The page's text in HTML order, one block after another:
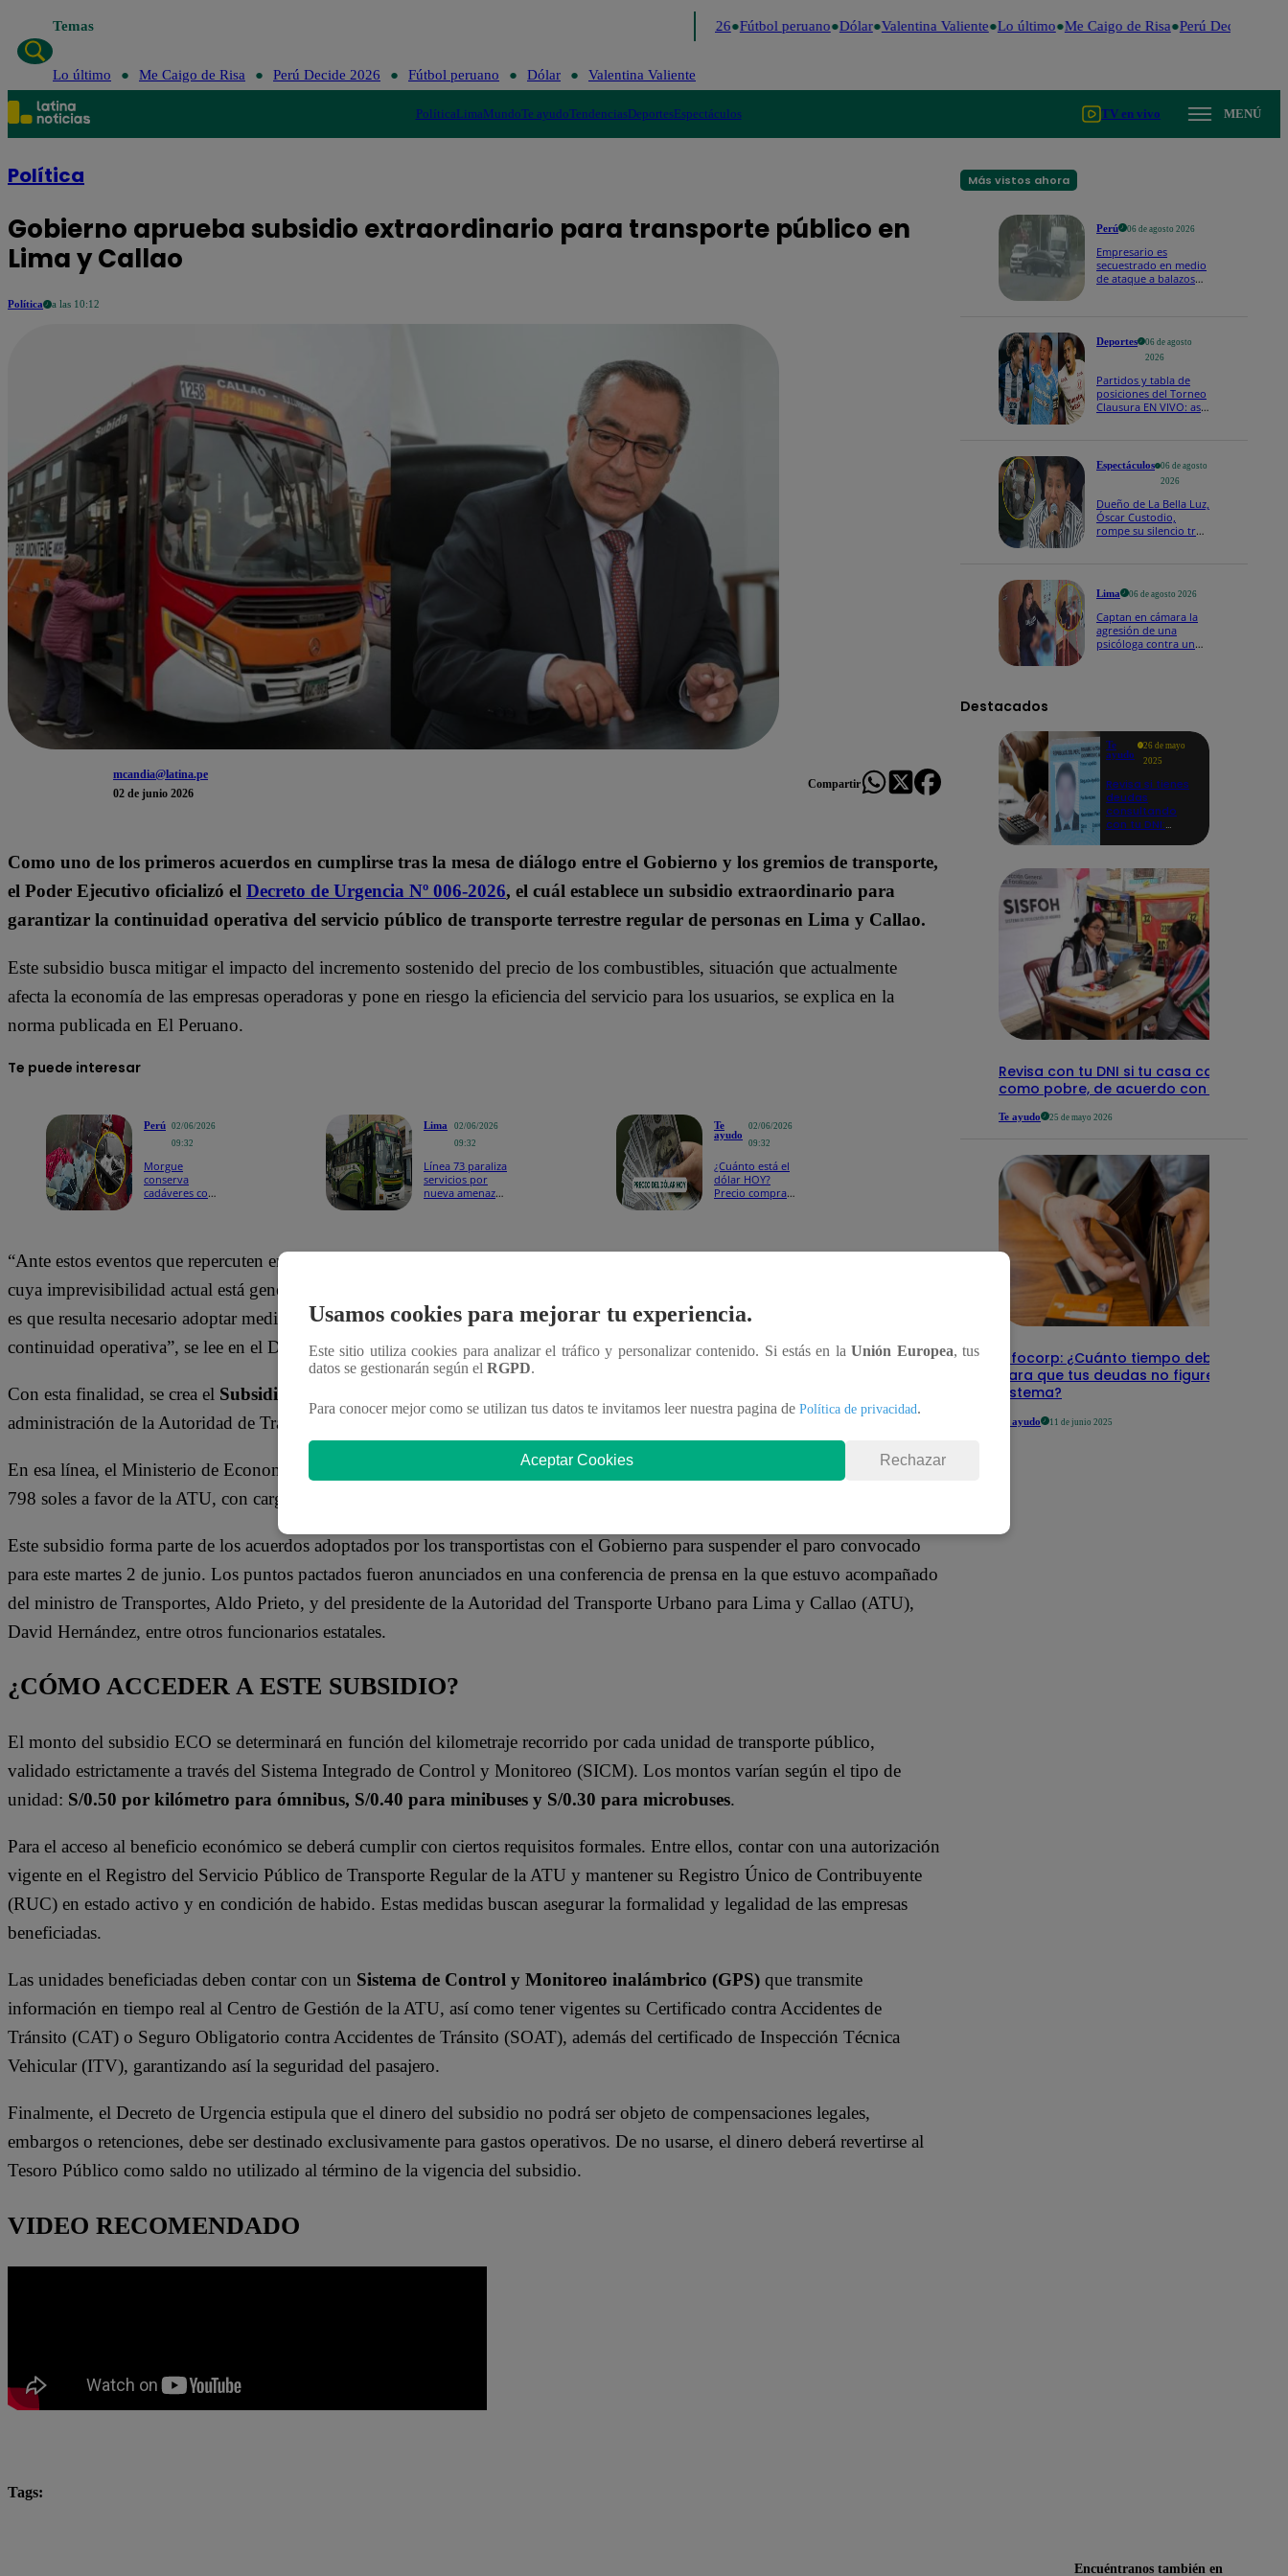
Temas Perú Decide 2026 Fútbol peruano Dólar Valentina Valiente Lo último Me Caigo de Risa Perú Decide 2026
Lo último Me Caigo de Risa Perú Decide 2026 Fútbol peruano Dólar Valentina Valiente
PolíticaLimaMundoTe ayudoTendenciasDeportesEspectáculos TV en vivo MENÚ
Política
Gobierno aprueba subsidio extraordinario para transporte público en
Lima y Callao
Política a las 10:12
mcandia@latina.pe
02 de junio 2026
Compartir
Como uno de los primeros acuerdos en cumplirse tras la mesa de diálogo entre el Gobierno y los gremios de transporte,
el Poder Ejecutivo oficializó el Decreto de Urgencia Nº 006-2026, el cuál establece un subsidio extraordinario para
garantizar la continuidad operativa del servicio público de transporte terrestre regular de personas en Lima y Callao.
Este subsidio busca mitigar el impacto del incremento sostenido del precio de los combustibles, situación que actualmente
afecta la economía de las empresas operadoras y pone en riesgo la eficiencia del servicio para los usuarios, se explica en la
norma publicada en El Peruano.
Te puede interesar
Perú
02/06/2026
09:32
Morgue
conserva
cadáveres con
Lima
02/06/2026
09:32
Línea 73 paraliza
servicios por
nueva amenaza
Te
ayudo
02/06/2026
09:32
¿Cuánto está el
dólar HOY?
Precio compra y
“Ante estos eventos que repercuten en el incremento de costos en la operación y que afectan a la sostenibilidad de las empresas,
cuya imprevisibilidad actual está generando impactos negativos en la operatividad del Servicio Público de Transporte Regular,
es que resulta necesario adoptar medidas extraordinarias en materia económica y financiera que permitan garantizar su
continuidad operativa”, se lee en el Decreto de Urgencia.
Con esta finalidad, se crea el Subsidio para la Estabilidad y Continuidad Operativa (ECO)
administración de la Autoridad de Transporte Urbano para Lima y Callao (ATU).
En esa línea, el Ministerio de Economía y Finanzas (MEF) autorizó una transferencia de partidas de hasta 44 millones 177 mil
798 soles a favor de la ATU, con cargo a los recursos de la Reserva de Contingencia.
Este subsidio forma parte de los acuerdos adoptados por los transportistas con el Gobierno para suspender el paro convocado
para este martes 2 de junio. Los puntos pactados fueron anunciados en una conferencia de prensa en la que estuvo acompañado
del ministro de Transportes, Aldo Prieto, y del presidente de la Autoridad del Transporte Urbano para Lima y Callao (ATU),
David Hernández, entre otros funcionarios estatales.
¿CÓMO ACCEDER A ESTE SUBSIDIO?
El monto del subsidio ECO se determinará en función del kilometraje recorrido por cada unidad de transporte público,
validado estrictamente a través del Sistema Integrado de Control y Monitoreo (SICM). Los montos varían según el tipo de
unidad: S/0.50 por kilómetro para ómnibus, S/0.40 para minibuses y S/0.30 para microbuses.
Para el acceso al beneficio económico se deberá cumplir con ciertos requisitos formales. Entre ellos, contar con una autorización
vigente en el Registro del Servicio Público de Transporte Regular de la ATU y mantener su Registro Único de Contribuyente
(RUC) en estado activo y en condición de habido. Estas medidas buscan asegurar la formalidad y legalidad de las empresas
beneficiadas.
Las unidades beneficiadas deben contar con un Sistema de Control y Monitoreo inalámbrico (GPS) que transmite
información en tiempo real al Centro de Gestión de la ATU, así como tener vigentes su Certificado contra Accidentes de
Tránsito (CAT) o Seguro Obligatorio contra Accidentes de Tránsito (SOAT), además del certificado de Inspección Técnica
Vehicular (ITV), garantizando así la seguridad del pasajero.
Finalmente, el Decreto de Urgencia estipula que el dinero del subsidio no podrá ser objeto de compensaciones legales,
embargos o retenciones, debe ser destinado exclusivamente para gastos operativos. De no usarse, el dinero deberá revertirse al
Tesoro Público como saldo no utilizado al término de la vigencia del subsidio.
VIDEO RECOMENDADO
Tags:
Más vistos ahora
Perú 06 de agosto 2026
Empresario es
secuestrado en medio
de ataque a balazos
Deportes
06 de agosto
2026
Partidos y tabla de
posiciones del Torneo
Clausura EN VIVO: así
Espectáculos
06 de agosto
2026
Dueño de La Bella Luz,
Óscar Custodio,
rompe su silencio tras
Lima 06 de agosto 2026
Captan en cámara la
agresión de una
psicóloga contra un
Destacados
Te
ayudo
26 de mayo
2025
Revisa si tienes
deudas
consultando
con tu DNI:
Revisa con tu DNI si tu casa califica
como pobre, de acuerdo con el Sisfoh
Te ayudo 25 de mayo 2026
Infocorp: ¿Cuánto tiempo debe pasar
para que tus deudas no figuren en su
sistema?
Te ayudo 11 de junio 2025
Usamos cookies para mejorar tu experiencia.
Este sitio utiliza cookies para analizar el tráfico y personalizar contenido. Si estás en laUnión Europea, tus
datos se gestionarán según el RGPD.
Para conocer mejor como se utilizan tus datos te invitamos leer nuestra pagina de Política de privacidad.
Aceptar Cookies Rechazar
Encuéntranos también en